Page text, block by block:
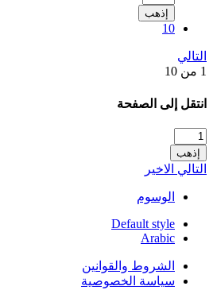
إذهب
10
التالي
1 من 10
انتقل إلى الصفحة
إذهب
التالي الاخير
الوسوم
Default style
Arabic
الشروط والقوانين
سياسة الخصوصية